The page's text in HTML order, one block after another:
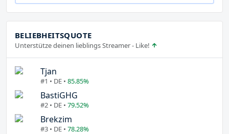
BELIEBHEITSQUOTE
Unterstütze deinen lieblings Streamer - Like!
Tjan
#1 • DE • 85.85%
BastiGHG
#2 • DE • 79.52%
Brekzim
#3 • DE • 78.28%